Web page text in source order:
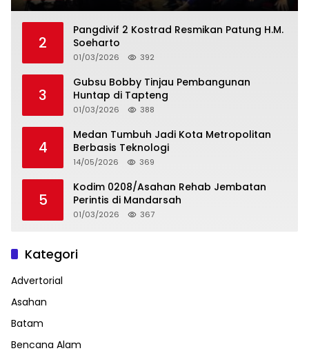
2
Pangdivif 2 Kostrad Resmikan Patung H.M.
Soeharto
01/03/2026 392
3
Gubsu Bobby Tinjau Pembangunan
Huntap di Tapteng
01/03/2026 388
4
Medan Tumbuh Jadi Kota Metropolitan
Berbasis Teknologi
14/05/2026 369
5
Kodim 0208/Asahan Rehab Jembatan
Perintis di Mandarsah
01/03/2026 367
Kategori
Advertorial
Asahan
Batam
Bencana Alam